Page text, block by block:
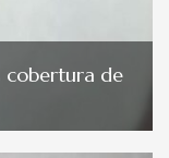
cobertura de